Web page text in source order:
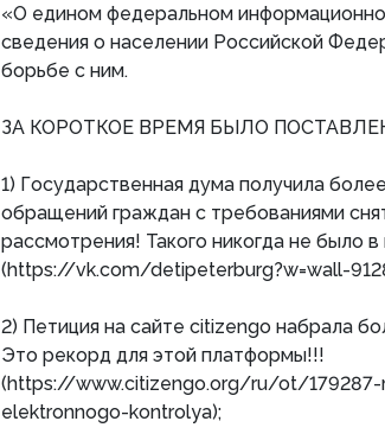
«О едином федеральном
сведения о населении Российской
борьбе с ним.
ЗА КОРОТКОЕ ВРЕМЯ БЫЛО
1) Государственная дума получила
обращений граждан с требованиями
рассмотрения! Такого никогда не было
(https://vk.com/detipeterburg?w=wall-
2) Петиция на сайте citizengo набрала
Это рекорд для этой платформы!!!
(https://www.citizengo.org/ru/ot/
elektronnogo-kontrolya);